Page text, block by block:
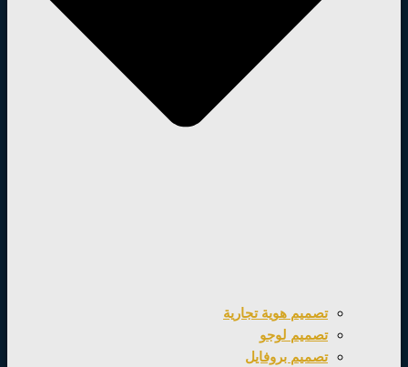
تصميم هوية تجارية
تصميم لوجو
تصميم بروفايل